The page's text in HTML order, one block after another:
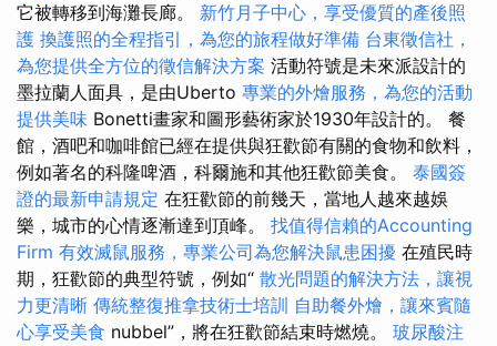
它被轉移到海灘長廊。 新竹月子中心，享受優質的產後照
護 換護照的全程指引，為您的旅程做好準備 台東徵信社，
為您提供全方位的徵信解決方案 活動符號是未來派設計的
墨拉蘭人面具，是由Uberto 專業的外燴服務，為您的活動
提供美味 Bonetti畫家和圖形藝術家於1930年設計的。 餐
館，酒吧和咖啡館已經在提供與狂歡節有關的食物和飲料，
例如著名的科隆啤酒，科爾施和其他狂歡節美食。 泰國簽
證的最新申請規定 在狂歡節的前幾天，當地人越來越娛
樂，城市的心情逐漸達到頂峰。 找值得信賴的Accounting
Firm 有效滅鼠服務，專業公司為您解決鼠患困擾 在殖民時
期，狂歡節的典型符號，例如“ 散光問題的解決方法，讓視
力更清晰 傳統整復推拿技術士培訓 自助餐外燴，讓來賓隨
心享受美食 nubbel”，將在狂歡節結束時燃燒。 玻尿酸注